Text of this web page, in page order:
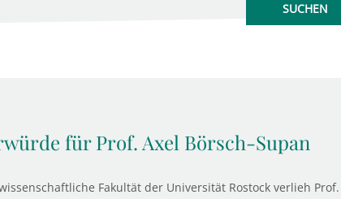
für Prof. Axel Börsch-Supan
Fakultät der Universität Rostock verlieh Prof.